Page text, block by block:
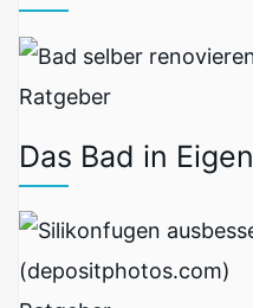
Ratgeber
Das Bad in